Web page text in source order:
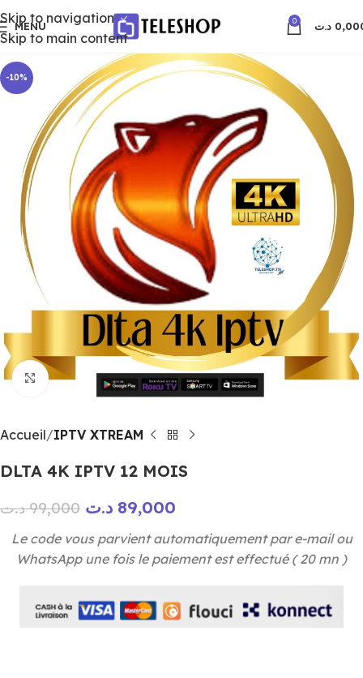
Skip to navigation
Skip to main content
MENU 0 د.ت
-10%
Click to enlarge
Accueil IPTV XTREAM
DLTA 4K IPTV 12 MOIS
99,000 د.ت 89,000 د.ت
Le code vous parvient automatiquement par e-mail ou
WhatsApp une fois le paiement est effectué ( 20 mn )